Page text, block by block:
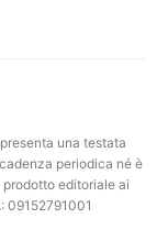
una testata
periodica né è
editoriale ai
09152791001